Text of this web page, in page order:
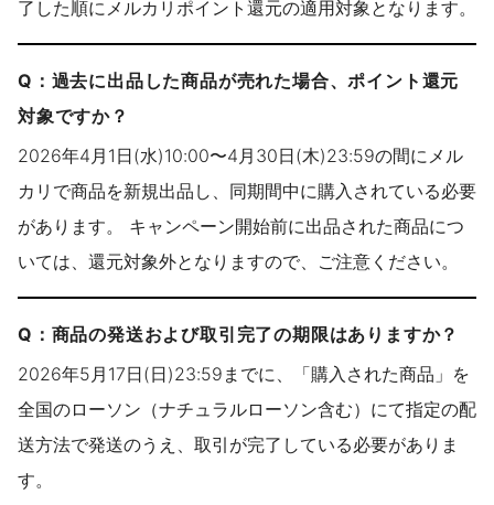
了した順にメルカリポイント還元の適用対象となります。
Q：過去に出品した商品が売れた場合、ポイント還元
対象ですか？
2026年4月1日(水)10:00〜4月30日(木)23:59の間にメル
カリで商品を新規出品し、同期間中に購入されている必要
があります。 キャンペーン開始前に出品された商品につ
いては、還元対象外となりますので、ご注意ください。
Q：商品の発送および取引完了の期限はありますか？
2026年5月17日(日)23:59までに、「購入された商品」を
全国のローソン（ナチュラルローソン含む）にて指定の配
送方法で発送のうえ、取引が完了している必要がありま
す。